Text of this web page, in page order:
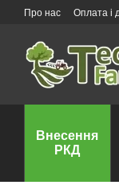
Перейти до
Про нас Оплата і
Внесення
РКД